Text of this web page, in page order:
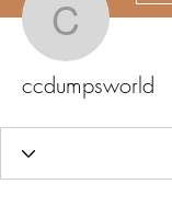
ccdumpsworld